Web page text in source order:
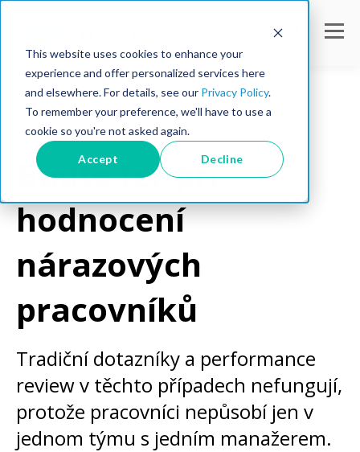
This website uses cookies to enhance your
experience and offer personalized services here
and elsewhere. For details, see our Privacy Policy.
To remember your preference, we'll have to use a
cookie so you're not asked again.
Accept Decline
Workforce tipy
Buďte fér při
hodnocení
nárazových
pracovníků
Tradiční dotazníky a performance
review v těchto případech nefungují,
protože pracovníci nepůsobí jen v
jednom týmu s jedním manažerem.